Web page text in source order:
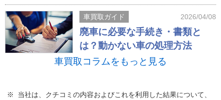
車買取ガイド 2026/04/08
廃車に必要な手続き・書類と
は？動かない車の処理方法
車買取コラムをもっと見る
※ 当社は、クチコミの内容およびこれを利用した結果について、